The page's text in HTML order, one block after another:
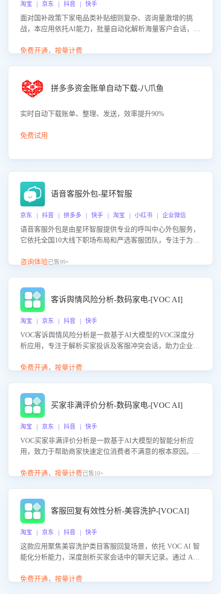
淘宝 | 京东 | 抖音 | 快手
面对国补政策下家电品类补贴细则复杂、咨询量激增的挑
战，本应用依托AI能力，批量自动化解析海量客户会话，精
购买意向，深度洞察决策动因。同时全面评估客服团队政策
度、客服转化能力及销售业绩。
免费开通，按量计费
拼多多资金账单自动下载-八爪鱼
实时自动下载账单、整理、发送，效率提升90%
免费试用
语音客服外包-星环智服
京东 | 抖音 | 拼多多 | 快手 | 淘宝 | 小红书 | 企业微信
语音客服外包是由星环智服提供专业的呼叫中心外包服务，
它依托全国10大线下职场布局和严选客服团队，专注于为企
客服团队和智能工具提升语音客服服务效率和质量，帮助企
咨询体验已售99+
客诉舆情风险分析-数码家电-[VOC AI]
淘宝 | 京东 | 抖音 | 快手
VOC客诉舆情风险分析是一款基于AI大模型的VOC深度分
析应用，专注于解析买家投诉及客服冲突会话，助力企业精
别客户情绪、归因争议根源，并客观评估客服应对合理性与
能力，阻断差评扩散，维护品牌声誉，实现客户满意度的持
续提升。
免费开通，按量计费
买家非满评价分析-数码家电-[VOC AI]
淘宝 | 京东 | 抖音 | 快手
VOC买家非满评价分析是一款基于AI大模型的智能分析应
用，致力于帮助商家快速定位消费者不满意的根本原因。该
客服原因或其它部门原因，明确责任归属，提供可落地的改
改，有效提升客户满意度和店铺整体服务质量。
免费开通，按量计费已售10+
客服回复有效性分析-美容洗护-[VOCAI]
淘宝 | 京东 | 抖音 | 快手
这款应用聚焦美容洗护类目客服回复场景，依托 VOC AI 智
能化分析能力，深度剖析买家会话中的聊天记录。通过 AI
答的有效性与完整性，输出针对性改进策略，助力商家快速
免费开通，按量计费